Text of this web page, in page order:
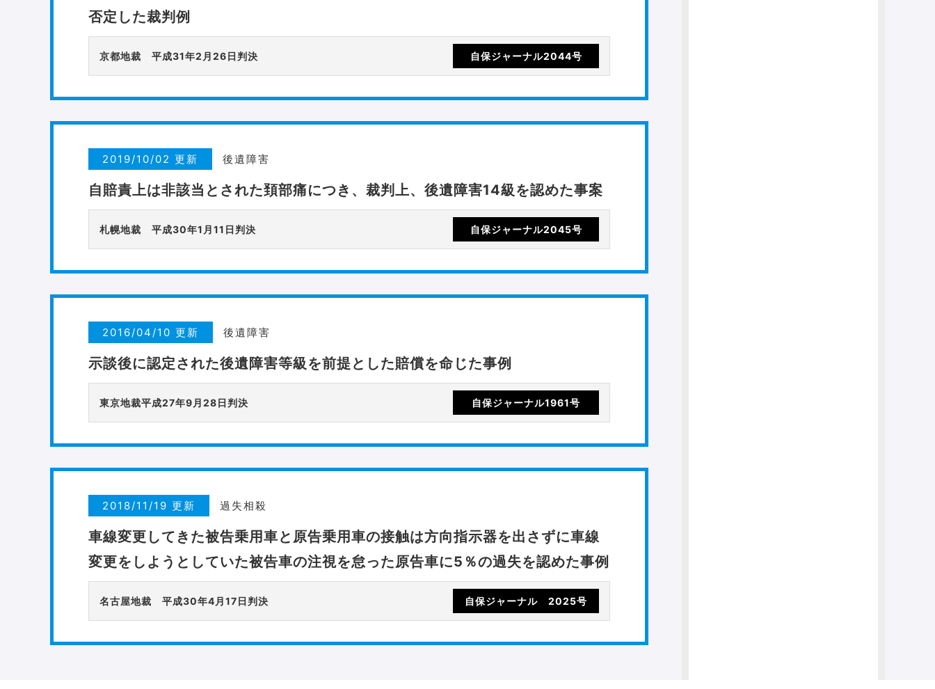
否定した裁判例
京都地裁 平成31年2月26日判決 自保ジャーナル2044号
2019/10/02 更新 後遺障害
自賠責上は非該当とされた頚部痛につき、裁判上、後遺障害14級を認めた事案
札幌地裁 平成30年1月11日判決 自保ジャーナル2045号
2016/04/10 更新 後遺障害
示談後に認定された後遺障害等級を前提とした賠償を命じた事例
東京地裁平成27年9月28日判決 自保ジャーナル1961号
2018/11/19 更新 過失相殺
車線変更してきた被告乗用車と原告乗用車の接触は方向指示器を出さずに車線
変更をしようとしていた被告車の注視を怠った原告車に5％の過失を認めた事例
名古屋地裁 平成30年4月17日判決 自保ジャーナル 2025号